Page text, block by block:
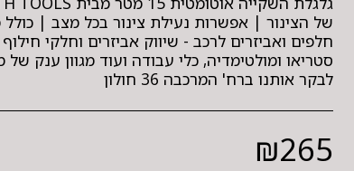
של הצינור | אפשרות נעילת צינור בכל מצב |
חלפים ואביזרים לרכב - שיווק אביזרים וחלקי חילוף
סטריאו ומולטימדיה, כלי עבודה ועוד מגוון ענק של
לבקר אותנו ברח' המרכבה 36 חולון
₪265